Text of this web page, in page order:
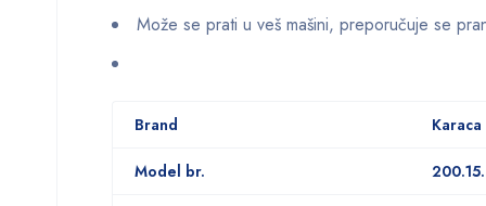
Može se prati u veš mašini, preporučuje se
Brand
Model br.